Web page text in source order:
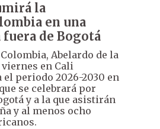
la
en una
de Bogotá
Abelardo de la
en Cali
periodo 2026-2030 en
se celebrará por
y a la que asistirán
y al menos ocho